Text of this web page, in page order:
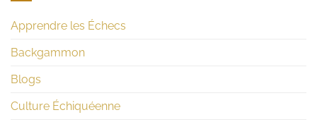
Apprendre les Échecs
Backgammon
Blogs
Culture Échiquéenne